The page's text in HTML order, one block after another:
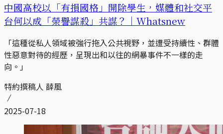
中國高校以「有損國格」開除學生，媒體和社交平
台何以成「榮譽謀殺」共謀？｜Whatsnew
「這種從私人領域被強行拖入公共視野，並遭受持續性、群體
性惡意對待的經歷，呈現出和以往的網暴事件不一樣的走
向。」
特約撰稿人 薛風
2025-07-18